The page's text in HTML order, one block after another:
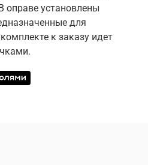
оправе установлены
для
к заказу идет